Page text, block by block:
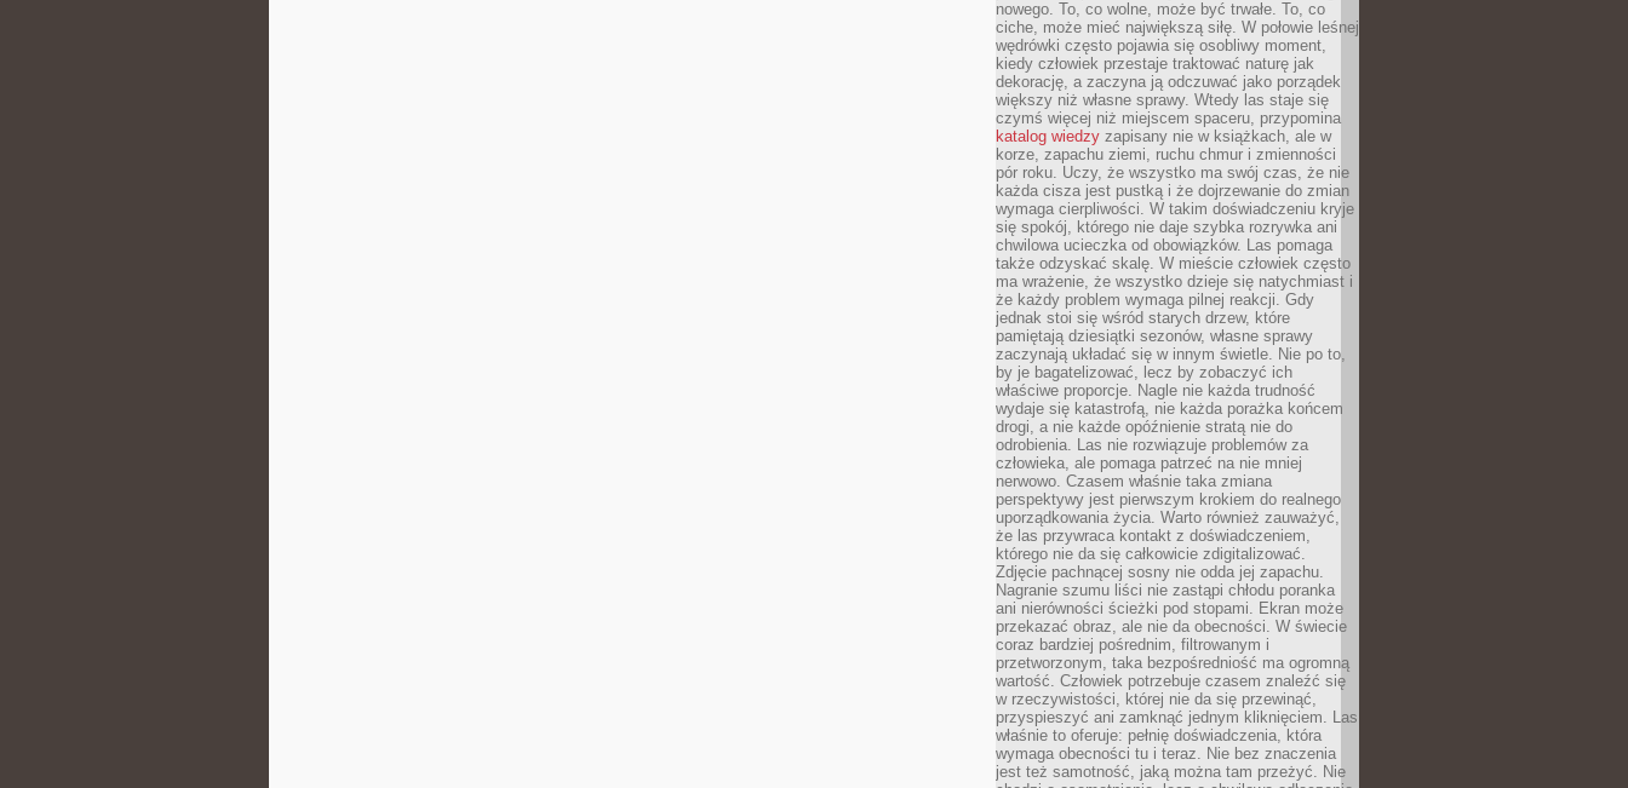
nowego. To, co wolne, może być trwałe. To, co
ciche, może mieć największą siłę. W połowie leśnej
wędrówki często pojawia się osobliwy moment,
kiedy człowiek przestaje traktować naturę jak
dekorację, a zaczyna ją odczuwać jako porządek
większy niż własne sprawy. Wtedy las staje się
czymś więcej niż miejscem spaceru, przypomina
katalog wiedzy zapisany nie w książkach, ale w
korze, zapachu ziemi, ruchu chmur i zmienności
pór roku. Uczy, że wszystko ma swój czas, że nie
każda cisza jest pustką i że dojrzewanie do zmian
wymaga cierpliwości. W takim doświadczeniu kryje
się spokój, którego nie daje szybka rozrywka ani
chwilowa ucieczka od obowiązków. Las pomaga
także odzyskać skalę. W mieście człowiek często
ma wrażenie, że wszystko dzieje się natychmiast i
że każdy problem wymaga pilnej reakcji. Gdy
jednak stoi się wśród starych drzew, które
pamiętają dziesiątki sezonów, własne sprawy
zaczynają układać się w innym świetle. Nie po to,
by je bagatelizować, lecz by zobaczyć ich
właściwe proporcje. Nagle nie każda trudność
wydaje się katastrofą, nie każda porażka końcem
drogi, a nie każde opóźnienie stratą nie do
odrobienia. Las nie rozwiązuje problemów za
człowieka, ale pomaga patrzeć na nie mniej
nerwowo. Czasem właśnie taka zmiana
perspektywy jest pierwszym krokiem do realnego
uporządkowania życia. Warto również zauważyć,
że las przywraca kontakt z doświadczeniem,
którego nie da się całkowicie zdigitalizować.
Zdjęcie pachnącej sosny nie odda jej zapachu.
Nagranie szumu liści nie zastąpi chłodu poranka
ani nierówności ścieżki pod stopami. Ekran może
przekazać obraz, ale nie da obecności. W świecie
coraz bardziej pośrednim, filtrowanym i
przetworzonym, taka bezpośredniość ma ogromną
wartość. Człowiek potrzebuje czasem znaleźć się
w rzeczywistości, której nie da się przewinąć,
przyspieszyć ani zamknąć jednym kliknięciem. Las
właśnie to oferuje: pełnię doświadczenia, która
wymaga obecności tu i teraz. Nie bez znaczenia
jest też samotność, jaką można tam przeżyć. Nie